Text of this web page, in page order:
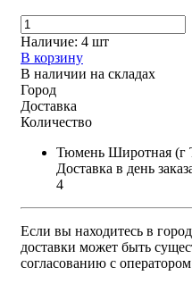
Наличие: 4 шт
В корзину
В наличии на складах
Город
Доставка
Количество
Тюмень Широтная (г
Доставка в день
4
Если вы находитесь в
доставки может быть
согласованию с оператором